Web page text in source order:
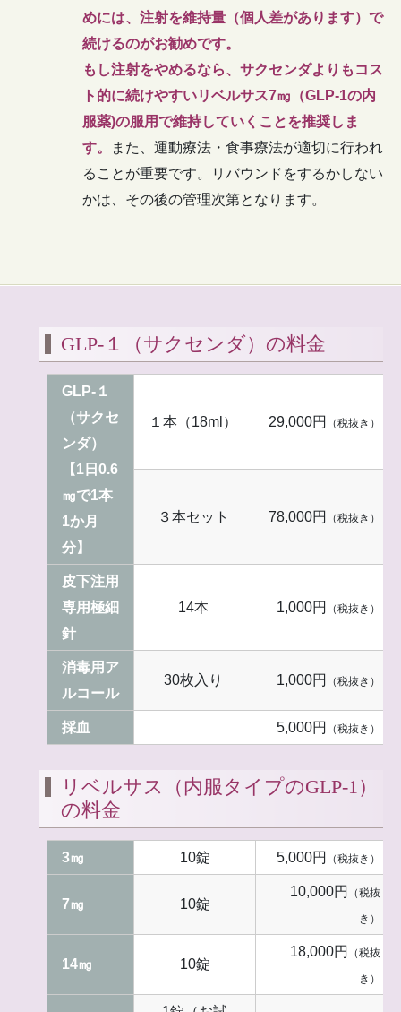
めには、注射を維持量（個人差があります）で
続けるのがお勧めです。
もし注射をやめるなら、サクセンダよりもコス
ト的に続けやすいリベルサス7㎎（GLP-1の内
服薬)の服用で維持していくことを推奨しま
す。
また、運動療法・食事療法が適切に行われ
ることが重要です。リバウンドをするかしない
かは、その後の管理次第となります。
GLP-１（サクセンダ）の料金
GLP-１
（サクセ
ンダ）
【1日0.6
㎎で1本
1か月
分】
１本（18ml） 29,000円 （税抜き）
３本セット 78,000円 （税抜き）
皮下注用
専用極細
針
14本 1,000円 （税抜き）
消毒用ア
ルコール
30枚入り 1,000円 （税抜き）
採血 5,000円 （税抜き）
リベルサス（内服タイプのGLP-1）
の料金
3㎎ 10錠 5,000円 （税抜き）
7㎎ 10錠
10,000円 （税抜
き）
14㎎ 10錠
18,000円 （税抜
き）